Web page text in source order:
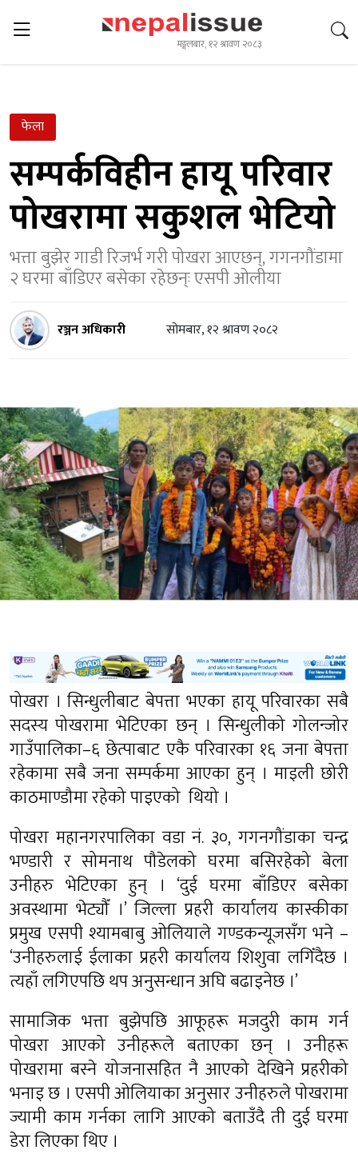
मङ्गलबार, १२ श्रावण २०८३
फेला
सम्पर्कविहीन हायू परिवार
पोखरामा सकुशल भेटियो
भत्ता बुझेर गाडी रिजर्भ गरी पोखरा आएछन्, गगनगौंडामा
२ घरमा बाँडिएर बसेका रहेछन्ः एसपी ओलीया
रञ्जन अधिकारी सोमबार, १२ श्रावण २०८२
पोखरा । सिन्धुलीबाट बेपत्ता भएका हायू परिवारका सबै
सदस्य पोखरामा भेटिएका छन् । सिन्धुलीको गोलन्जोर
गाउँपालिका–६ छेत्पाबाट एकै परिवारका १६ जना बेपत्ता
रहेकामा सबै जना सम्पर्कमा आएका हुन् । माइली छोरी
काठमाण्डौमा रहेको पाइएको थियो ।
पोखरा महानगरपालिका वडा नं. ३०, गगनगौंडाका चन्द्र
भण्डारी र सोमनाथ पौडेलको घरमा बसिरहेको बेला
उनीहरु भेटिएका हुन् । ‘दुई घरमा बाँडिएर बसेका
अवस्थामा भेट्यौँ ।’ जिल्ला प्रहरी कार्यालय कास्कीका
प्रमुख एसपी श्यामबाबु ओलियाले गण्डकन्यूजसँग भने –
‘उनीहरुलाई ईलाका प्रहरी कार्यालय शिशुवा लगिँदैछ ।
त्यहाँ लगिएपछि थप अनुसन्धान अघि बढाइनेछ ।’
सामाजिक भत्ता बुझेपछि आफूहरू मजदुरी काम गर्न
पोखरा आएको उनीहरूले बताएका छन् । उनीहरू
पोखरामा बस्ने योजनासहित नै आएको देखिने प्रहरीको
भनाइ छ । एसपी ओलियाका अनुसार उनीहरुले पोखरामा
ज्यामी काम गर्नका लागि आएको बताउँदै ती दुई घरमा
डेरा लिएका थिए ।